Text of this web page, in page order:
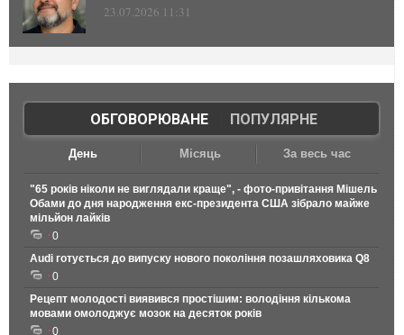
23.07.2026 11:31
ОБГОВОРЮВАНЕ| ПОПУЛЯРНЕ
День Місяць За весь час
"65 років ніколи не виглядали краще", - фото-привітання Мішель
Обами до дня народження екс-президента США зібрало майже
мільйон лайків
0
Audi готується до випуску нового покоління позашляховика Q8
0
Рецепт молодості виявився простішим: володіння кількома
мовами омолоджує мозок на десяток років
0